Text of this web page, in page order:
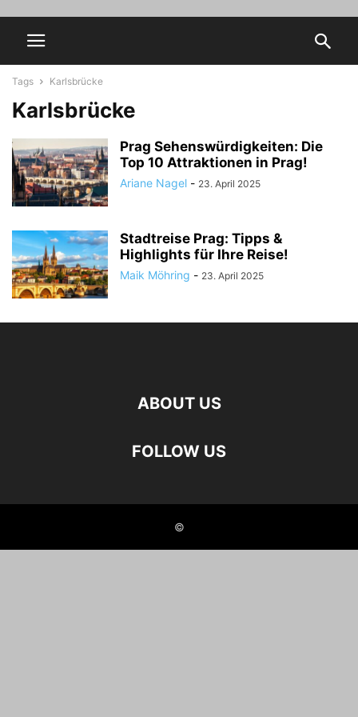
Tags Karlsbrücke
Karlsbrücke
Prag Sehenswürdigkeiten: Die
Top 10 Attraktionen in Prag!
Ariane Nagel - 23. April 2025
Stadtreise Prag: Tipps &
Highlights für Ihre Reise!
Maik Möhring - 23. April 2025
ABOUT US
FOLLOW US
©